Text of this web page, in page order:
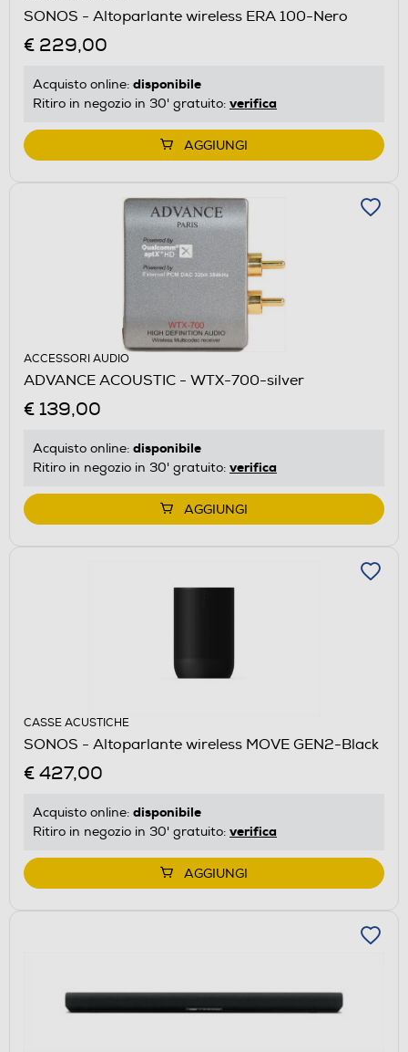
SONOS - Altoparlante wireless ERA 100-Nero
€ 229,00
Acquisto online: disponibile
Ritiro in negozio in 30' gratuito: verifica
AGGIUNGI
ACCESSORI AUDIO
ADVANCE ACOUSTIC - WTX-700-silver
€ 139,00
Acquisto online: disponibile
Ritiro in negozio in 30' gratuito: verifica
AGGIUNGI
CASSE ACUSTICHE
SONOS - Altoparlante wireless MOVE GEN2-Black
€ 427,00
Acquisto online: disponibile
Ritiro in negozio in 30' gratuito: verifica
AGGIUNGI